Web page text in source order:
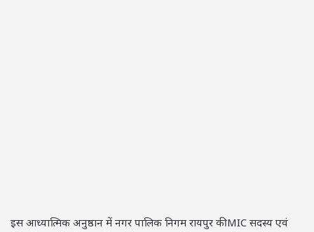
इस आध्यात्मिक अनुष्ठान में नगर पालिक निगम रायपुर की MIC सदस्य एवं